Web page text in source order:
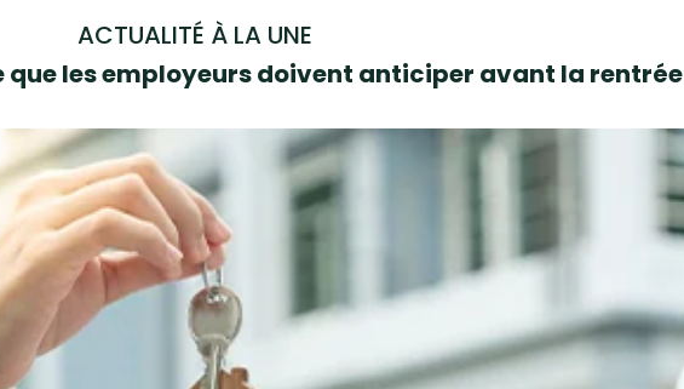
ACTUALITÉ À LA UNE
que les employeurs doivent anticiper avant la rentrée